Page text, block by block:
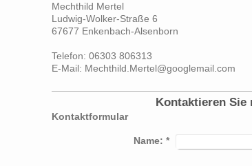
Mechthild Mertel
Ludwig-Wolker-Straße 6
67677 Enkenbach-Alsenborn
Telefon: 06303 806313
E-Mail: Mechthild.Mertel@googlemail.com
Kontaktieren
Kontaktformular
Name: *